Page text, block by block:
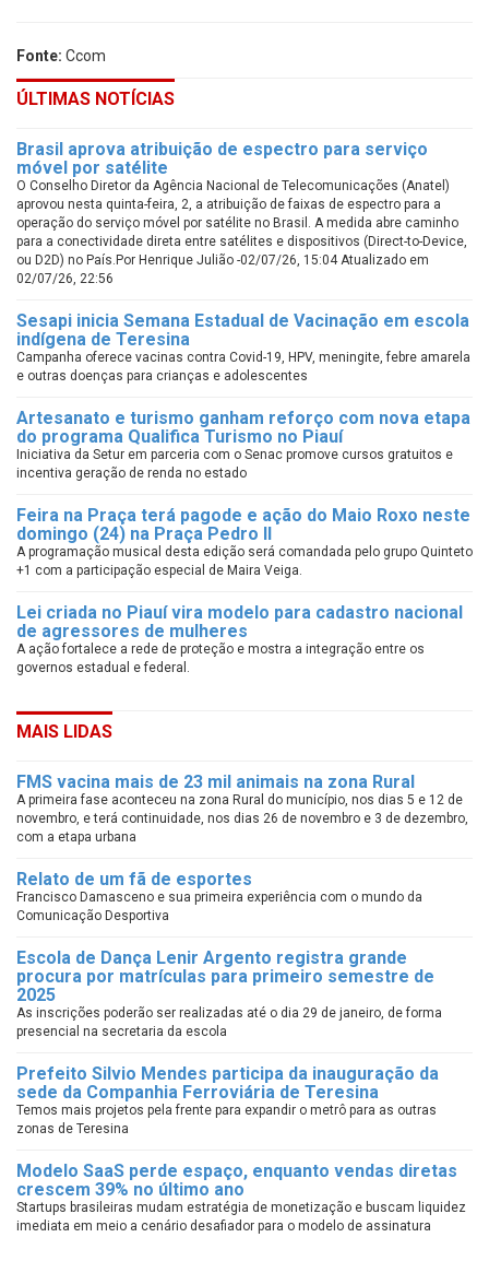
Fonte: Ccom
ÚLTIMAS NOTÍCIAS
Brasil aprova atribuição de espectro para serviço
móvel por satélite
O Conselho Diretor da Agência Nacional de Telecomunicações (Anatel)
aprovou nesta quinta-feira, 2, a atribuição de faixas de espectro para a
operação do serviço móvel por satélite no Brasil. A medida abre caminho
para a conectividade direta entre satélites e dispositivos (Direct-to-Device,
ou D2D) no País.Por Henrique Julião -02/07/26, 15:04 Atualizado em
02/07/26, 22:56
Sesapi inicia Semana Estadual de Vacinação em escola
indígena de Teresina
Campanha oferece vacinas contra Covid-19, HPV, meningite, febre amarela
e outras doenças para crianças e adolescentes
Artesanato e turismo ganham reforço com nova etapa
do programa Qualifica Turismo no Piauí
Iniciativa da Setur em parceria com o Senac promove cursos gratuitos e
incentiva geração de renda no estado
Feira na Praça terá pagode e ação do Maio Roxo neste
domingo (24) na Praça Pedro II
A programação musical desta edição será comandada pelo grupo Quinteto
+1 com a participação especial de Maira Veiga.
Lei criada no Piauí vira modelo para cadastro nacional
de agressores de mulheres
A ação fortalece a rede de proteção e mostra a integração entre os
governos estadual e federal.
MAIS LIDAS
FMS vacina mais de 23 mil animais na zona Rural
A primeira fase aconteceu na zona Rural do município, nos dias 5 e 12 de
novembro, e terá continuidade, nos dias 26 de novembro e 3 de dezembro,
com a etapa urbana
Relato de um fã de esportes
Francisco Damasceno e sua primeira experiência com o mundo da
Comunicação Desportiva
Escola de Dança Lenir Argento registra grande
procura por matrículas para primeiro semestre de
2025
As inscrições poderão ser realizadas até o dia 29 de janeiro, de forma
presencial na secretaria da escola
Prefeito Silvio Mendes participa da inauguração da
sede da Companhia Ferroviária de Teresina
Temos mais projetos pela frente para expandir o metrô para as outras
zonas de Teresina
Modelo SaaS perde espaço, enquanto vendas diretas
crescem 39% no último ano
Startups brasileiras mudam estratégia de monetização e buscam liquidez
imediata em meio a cenário desafiador para o modelo de assinatura